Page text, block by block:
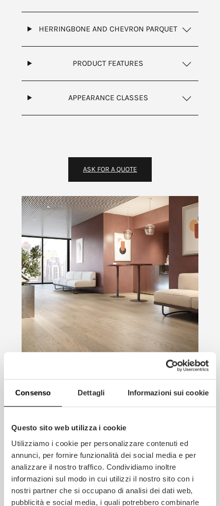
Consenso Dettagli Informazioni sui cookie
Questo sito web utilizza i cookie
Utilizziamo i cookie per personalizzare contenuti ed
annunci, per fornire funzionalità dei social media e per
analizzare il nostro traffico. Condividiamo inoltre
informazioni sul modo in cui utilizzi il nostro sito con i
nostri partner che si occupano di analisi dei dati web,
pubblicità e social media, i quali potrebbero combinarle
HERRINGBONE AND CHEVRON PARQUET
PRODUCT FEATURES
APPEARANCE CLASSES
ASK FOR A QUOTE